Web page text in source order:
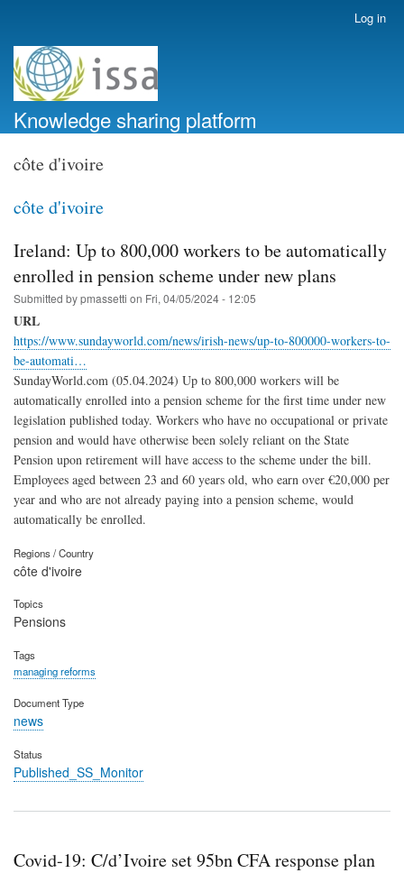
account
menu
Log in
Knowledge sharing platform
côte d'ivoire
côte d'ivoire
Ireland: Up to 800,000 workers to be automatically
enrolled in pension scheme under new plans
Submitted bypmassetti on Fri, 04/05/2024 - 12:05
URL
https://www.sundayworld.com/news/irish-news/up-to-800000-workers-to-
be-automati…
SundayWorld.com (05.04.2024) Up to 800,000 workers will be
automatically enrolled into a pension scheme for the first time under new
legislation published today. Workers who have no occupational or private
pension and would have otherwise been solely reliant on the State
Pension upon retirement will have access to the scheme under the bill.
Employees aged between 23 and 60 years old, who earn over €20,000 per
year and who are not already paying into a pension scheme, would
automatically be enrolled.
Regions / Country
côte d'ivoire
Topics
Pensions
Tags
managing reforms
Document Type
news
Status
Published_SS_Monitor
Covid-19: C/d’Ivoire set 95bn CFA response plan